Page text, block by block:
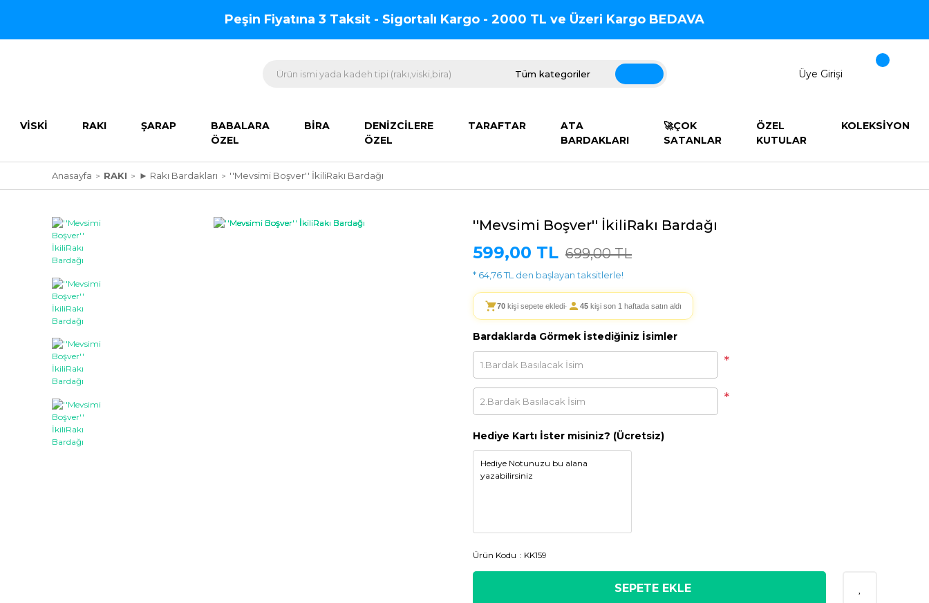
Peşin Fiyatına 3 Taksit - Sigortalı Kargo - 2000 TL ve Üzeri Kargo BEDAVA
Üye Girişi
VİSKİ RAKI ŞARAP
BABALARA
ÖZEL
BİRA
DENİZCİLERE
ÖZEL
TARAFTAR
ATA
BARDAKLARI
🚀ÇOK
SATANLAR
ÖZEL
KUTULAR
KOLEKSİYON
Anasayfa RAKI ► Rakı Bardakları ''Mevsimi Boşver'' İkiliRakı Bardağı
''Mevsimi Boşver'' İkiliRakı Bardağı
599,00 TL 699,00 TL
* 64,76 TL den başlayan taksitlerle!
70 kişi sepete ekledi· 45 kişi son 1 haftada satın aldı
Bardaklarda Görmek İstediğiniz İsimler
*
*
Hediye Kartı İster misiniz? (Ücretsiz)
Ürün Kodu KK159
SEPETE EKLE